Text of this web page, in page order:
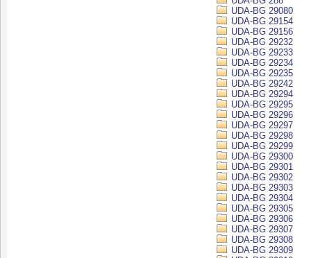
UDA-BG 29080
UDA-BG 29154
UDA-BG 29156
UDA-BG 29232
UDA-BG 29233
UDA-BG 29234
UDA-BG 29235
UDA-BG 29242
UDA-BG 29294
UDA-BG 29295
UDA-BG 29296
UDA-BG 29297
UDA-BG 29298
UDA-BG 29299
UDA-BG 29300
UDA-BG 29301
UDA-BG 29302
UDA-BG 29303
UDA-BG 29304
UDA-BG 29305
UDA-BG 29306
UDA-BG 29307
UDA-BG 29308
UDA-BG 29309